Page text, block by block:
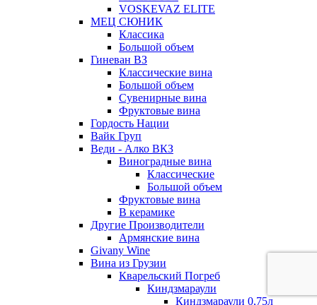
VOSKEVAZ ELITE
МЕЦ СЮНИК
Классика
Большой объем
Гиневан ВЗ
Классические вина
Большой объем
Сувенирные вина
Фруктовые вина
Гордость Нации
Вайк Груп
Веди - Алко ВКЗ
Виноградные вина
Классические
Большой объем
Фруктовые вина
В керамике
Другие Производители
Армянские вина
Givany Wine
Вина из Грузии
Кварельский Погреб
Киндзмараули
Киндзмараули 0,75л